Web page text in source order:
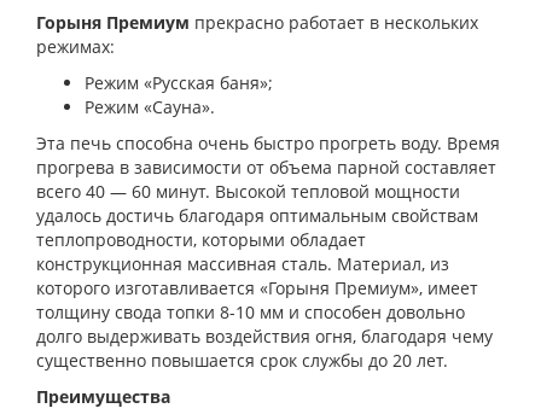
Горыня Премиум прекрасно работает в нескольких
режимах:
Режим «Русская баня»;
Режим «Сауна».
Эта печь способна очень быстро прогреть воду. Время
прогрева в зависимости от объема парной составляет
всего 40 — 60 минут. Высокой тепловой мощности
удалось достичь благодаря оптимальным свойствам
теплопроводности, которыми обладает
конструкционная массивная сталь. Материал, из
которого изготавливается «Горыня Премиум», имеет
толщину свода топки 8-10 мм и способен довольно
долго выдерживать воздействия огня, благодаря чему
существенно повышается срок службы до 20 лет.
Преимущества